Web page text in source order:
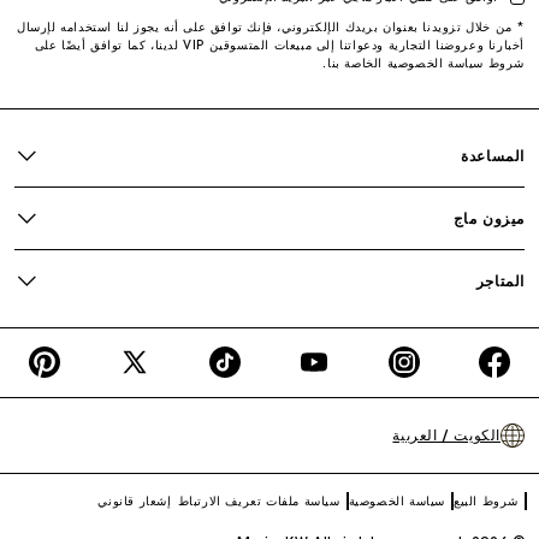
المساعدة
ميزون ماج
المتاجر
* من خلال تزويدنا بعنوان بريدك الإلكتروني، فإنك توافق على أنه يجوز لنا استخدامه لإرسال
أخبارنا وعروضنا التجارية ودعواتنا إلى مبيعات المتسوقين VIP لدينا، كما توافق أيضًا على
شروط سياسة الخصوصية الخاصة بنا.
Facebook
Instagram
YouTube
TikTok
X
الكويت / العربية
شروط البيع سياسة الخصوصية سياسة ملفات تعريف الارتباط إشعار قانوني